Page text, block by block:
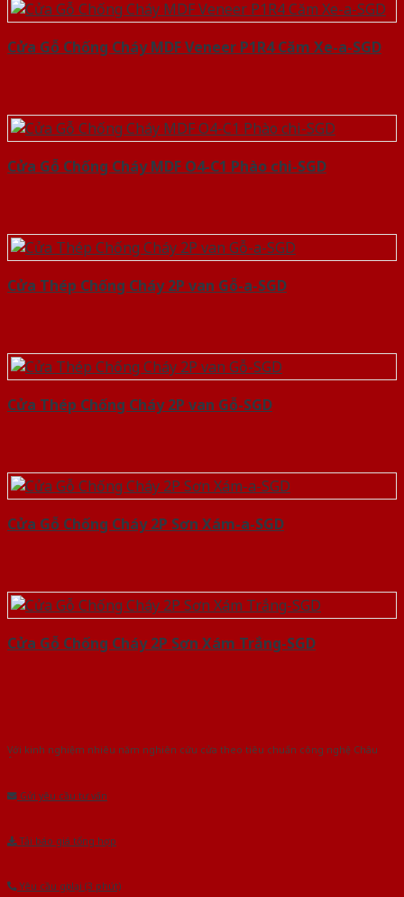
Cửa Gỗ Chống Cháy MDF Veneer P1R4 Căm Xe-a-SGD
Cửa Gỗ Chống Cháy MDF O4-C1 Phào chi-SGD
Cửa Thép Chống Cháy 2P van Gỗ-a-SGD
Cửa Thép Chống Cháy 2P van Gỗ-SGD
Cửa Gỗ Chống Cháy 2P Sơn Xám-a-SGD
Cửa Gỗ Chống Cháy 2P Sơn Xám Trắng-SGD
Với kinh nghiệm nhiêu năm nghiên cứu cửa theo tiêu chuẩn công nghệ Châu
Gửi yêu cầu tư vấn
Tải báo giá tổng hợp
Yêu cầu gọi lại (3 phút)